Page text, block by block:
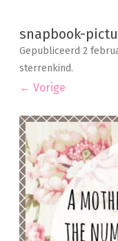
snapbook-
Gepubliceerd 2
sterrenkind.
← Vorige